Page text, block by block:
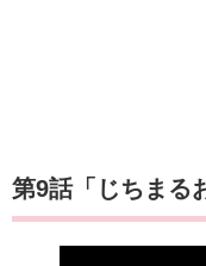
第9話「じちまる